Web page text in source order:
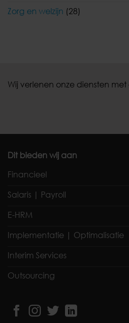
Zorg en welzijn (28)
Wij verlenen onze diensten
Dit bieden wij aan
Financieel
Salaris | Payroll
E-HRM
Implementatie | Optimalisatie
Interim Services
Outsourcing